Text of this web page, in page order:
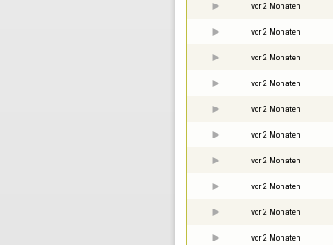
vor 2 Monaten
vor 2 Monaten
vor 2 Monaten
vor 2 Monaten
vor 2 Monaten
vor 2 Monaten
vor 2 Monaten
vor 2 Monaten
vor 2 Monaten
vor 2 Monaten